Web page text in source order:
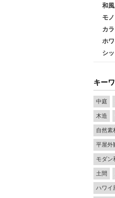
和風
モノ
カラ
ホワ
シッ
キー
中庭
木造
自然素
平屋外
モダン
土間
ハワイ